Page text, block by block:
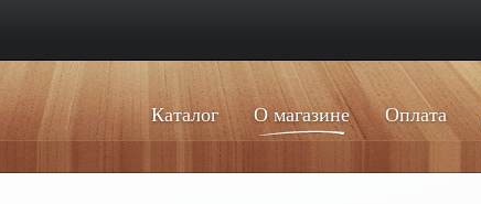
Каталог О магазине Оплата